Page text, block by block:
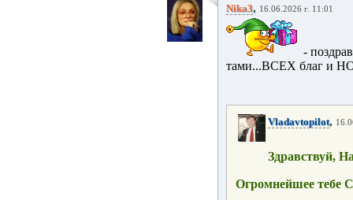
Nika3, 16.06.2026 г. 11:01
-
тами...ВСЕХ благ и
Vladavtopilot,
Здравствуй,
Огромнейшее